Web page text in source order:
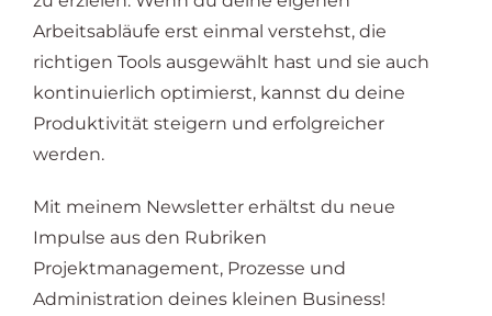
Arbeitsabläufe erst einmal verstehst, die
richtigen Tools ausgewählt hast und sie auch
kontinuierlich optimierst, kannst du deine
Produktivität steigern und erfolgreicher
werden.
Mit meinem Newsletter erhältst du neue
Impulse aus den Rubriken
Projektmanagement, Prozesse und
Administration deines kleinen Business!